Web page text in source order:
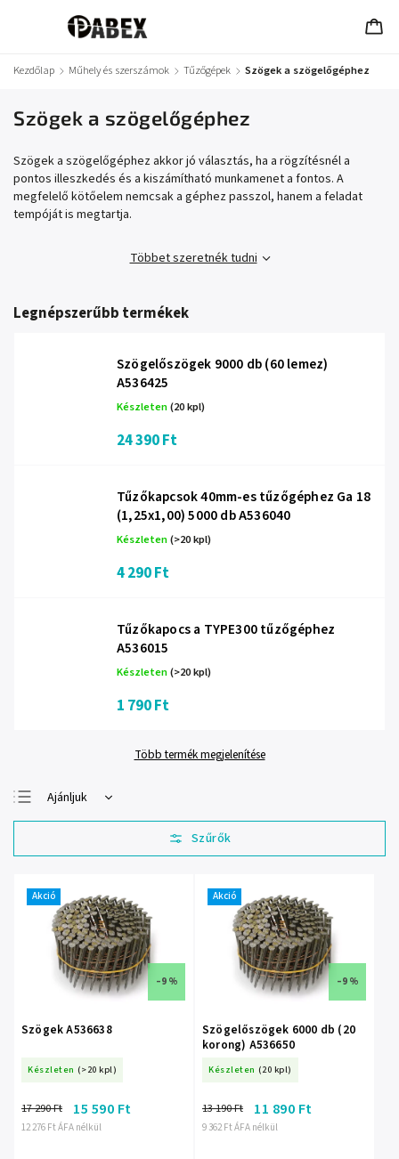
Kezdőlap / Műhely és szerszámok / Tűzőgépek / Szögek a szögelőgéphez
Szögek a szögelőgéphez
Szögek a szögelőgéphez akkor jó választás, ha a rögzítésnél a
pontos illeszkedés és a kiszámítható munkamenet a fontos. A
megfelelő kötőelem nemcsak a géphez passzol, hanem a feladat
tempóját is megtartja.
Többet szeretnék tudni
Legnépszerűbb termékek
Szögelőszögek 9000 db (60 lemez)
A536425
Készleten(20 kpl)
24 390 Ft
Tűzőkapcsok 40mm-es tűzőgéphez Ga 18
(1,25x1,00) 5000 db A536040
Készleten(>20 kpl)
4 290 Ft
Tűzőkapocs a TYPE300 tűzőgéphez
A536015
Készleten(>20 kpl)
1 790 Ft
Több termék megjelenítése
Ajánljuk
Legolcsóbb elöl
Legdrágább
termékek
ABC szerint
Akció
–9 %
Szögek A536638
Készleten (>20 kpl)
12 276 Ft ÁFA nélkül
17 290 Ft 15 590 Ft
Akció
–9 %
Szögelőszögek 6000 db (20
korong) A536650
Készleten (20 kpl)
9 362 Ft ÁFA nélkül
13 190 Ft 11 890 Ft